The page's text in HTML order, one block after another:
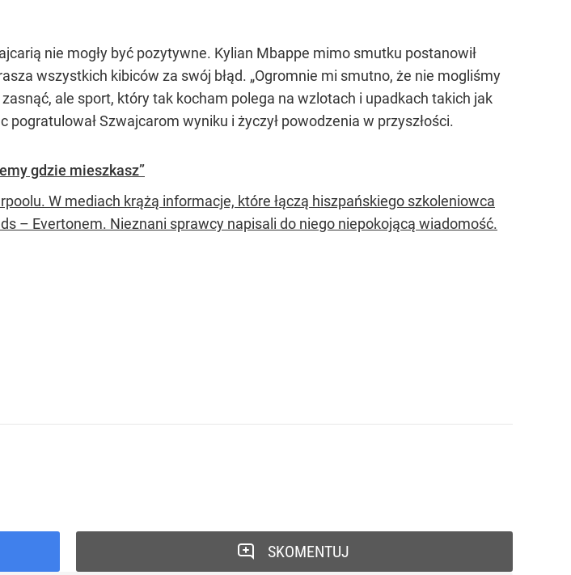
nie mogły być pozytywne. Kylian Mbappe mimo smutku postanowił
wszystkich kibiców za swój błąd. „Ogromnie mi smutno, że nie mogliśmy
ale sport, który tak kocham polega na wzlotach i upadkach takich jak
Szwajcarom wyniku i życzył powodzenia w przyszłości.
gdzie mieszkasz”
W mediach krążą informacje, które łączą hiszpańskiego szkoleniowca
– Evertonem. Nieznani sprawcy napisali do niego niepokojącą wiadomość.
SKOMENTUJ